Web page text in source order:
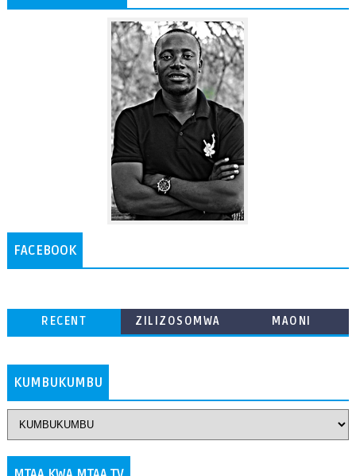
FACEBOOK
RECENT
ZILIZOSOMWA
MAONI
KUMBUKUMBU